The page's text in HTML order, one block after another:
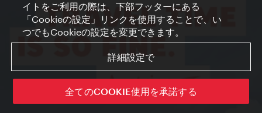
イトをご利用の際は、下部フッターにある
「Cookieの設定」リンクを使用することで、い
つでもCookieの設定を変更できます。
詳細設定で
全てのCOOKIE使用を承諾する